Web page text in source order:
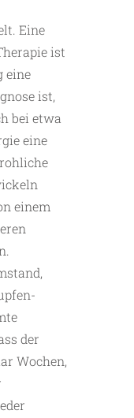
Eine
ist
eine
ist,
bei etwa
eine
einem
der
Wochen,